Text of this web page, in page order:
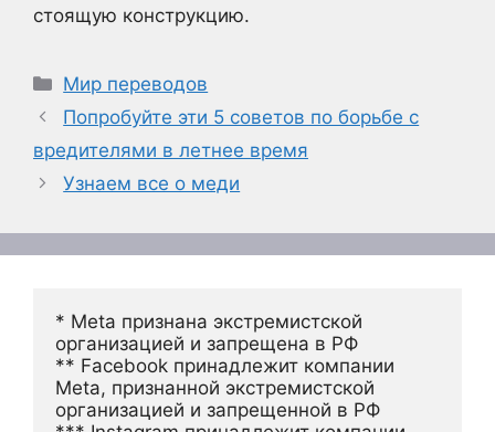
стоящую конструкцию.
Рубрики
Мир переводов
Попробуйте эти 5 советов по борьбе с
вредителями в летнее время
Узнаем все о меди
* Meta признана экстремистской
организацией и запрещена в РФ
** Facebook принадлежит компании
Meta, признанной экстремистской
организацией и запрещенной в РФ